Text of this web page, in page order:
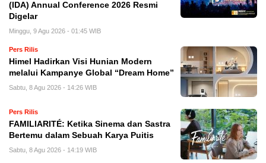
(IDA) Annual Conference 2026 Resmi
Digelar
Minggu, 9 Agu 2026 - 01:45 WIB
Pers Rilis
Himel Hadirkan Visi Hunian Modern
melalui Kampanye Global “Dream Home”
Sabtu, 8 Agu 2026 - 14:26 WIB
Pers Rilis
FAMILIARITÉ: Ketika Sinema dan Sastra
Bertemu dalam Sebuah Karya Puitis
Sabtu, 8 Agu 2026 - 14:19 WIB